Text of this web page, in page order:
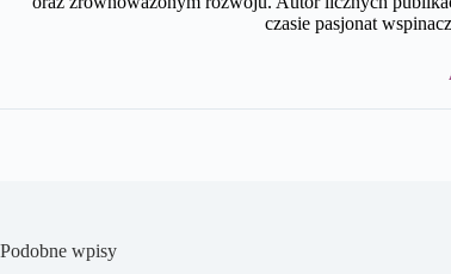
czasie pasjonat
Podobne wpisy